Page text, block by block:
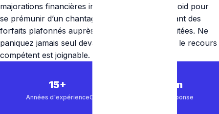
majorations financières inhérentes et du sang froid pour
se prémunir d’un chantage au prix, en demandant des
forfaits plafonnés auprès de références accréditées. Ne
paniquez jamais seul devant un dégât des eaux, le recours
compétent est joignable.
15+
Années d'expérienceClients satisfaits
30 min
Temps de réponse